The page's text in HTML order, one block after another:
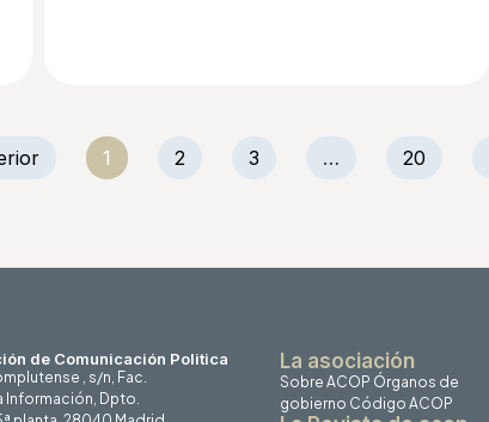
1 2 3 … 20
de Comunicación Politica
, s/n, Fac.
Información, Dpto.
La asociación
Sobre ACOP Órganos de
gobierno Código ACOP